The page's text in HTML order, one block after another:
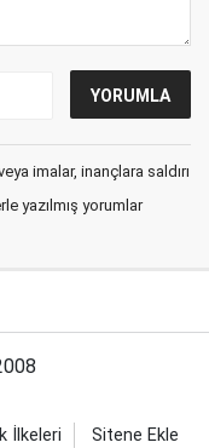
imalar, inançlara saldırı
yazılmış yorumlar
İlkeleri Sitene Ekle